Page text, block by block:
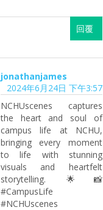
回覆
jonathanjames
2024年6月24日 下午3:57
NCHUscenes captures
the heart and soul of
campus life at NCHU,
bringing every moment
to life with stunning
visuals and heartfelt
storytelling. 🌟📸
#CampusLife
#NCHUscenes